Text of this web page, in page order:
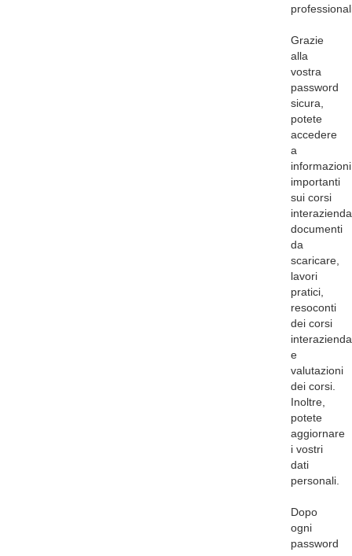
Grazie
alla
vostra
password
sicura,
potete
accedere
a
informazioni
importanti
sui corsi
documenti
da
scaricare,
lavori
pratici,
resoconti
dei corsi
e
valutazioni
dei corsi.
Inoltre,
potete
aggiornare
i vostri
dati
personali.
Dopo
ogni
password